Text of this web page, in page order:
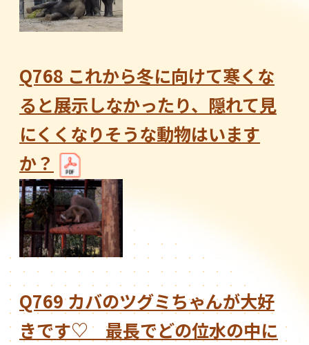
Q768 これから冬に向けて寒くな
ると展示しなかったり、隠れて見
にくくなりそうな動物はいます
か？
Q769 カバのツグミちゃんが大好
きです♡ 最長でどの位水の中に